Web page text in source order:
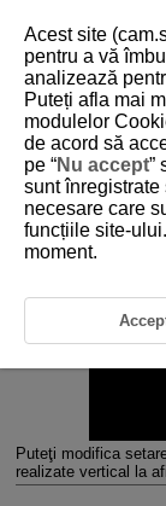
D185-201
Auto-rotire
Puteţi modifica
realizate vertical la
Acest site
pentru a vă
analizează
Puteți afla mai
modulelor
de acord să
pe “Nu accept”
sunt
necesare care
funcțiile site-
moment.